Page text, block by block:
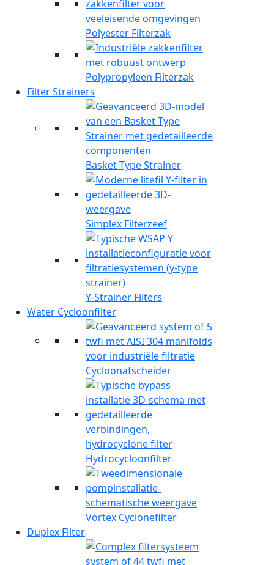
Polyester Filterzak
Polypropyleen Filterzak
Filter Strainers
Basket Type Strainer
Simplex Filterzeef
Y-Strainer Filters
Water Cycloonfilter
Cycloonafscheider
Hydrocycloonfilter
Vortex Cyclonefilter
Duplex Filter